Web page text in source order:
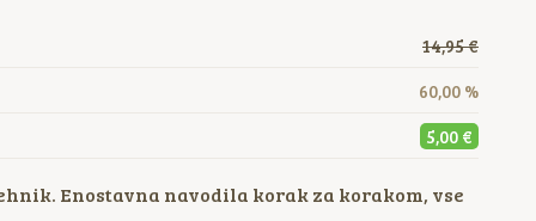
14,95 €
60,00 %
5,00 €
Enostavna navodila korak za korakom, vse